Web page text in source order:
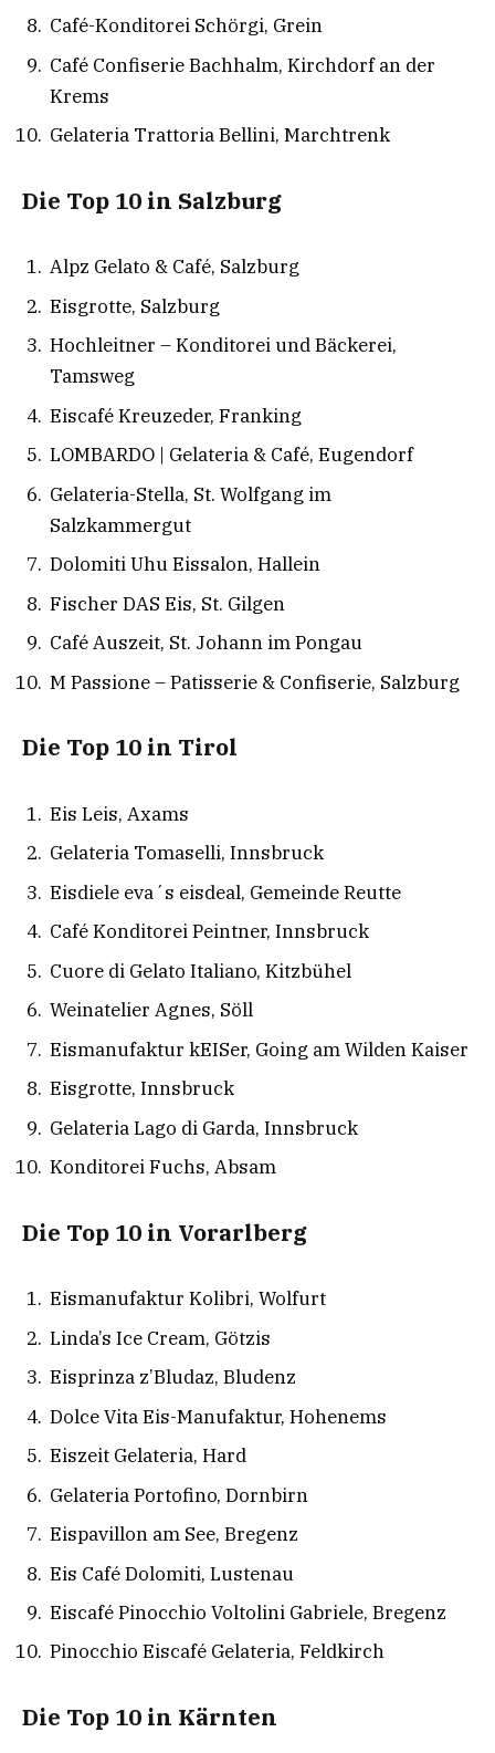
Café-Konditorei Schörgi, Grein
Café Confiserie Bachhalm, Kirchdorf an der
Krems
Gelateria Trattoria Bellini, Marchtrenk
Die Top 10 in Salzburg
Alpz Gelato & Café, Salzburg
Eisgrotte, Salzburg
Hochleitner – Konditorei und Bäckerei,
Tamsweg
Eiscafé Kreuzeder, Franking
LOMBARDO | Gelateria & Café, Eugendorf
Gelateria-Stella, St. Wolfgang im
Salzkammergut
Dolomiti Uhu Eissalon, Hallein
Fischer DAS Eis, St. Gilgen
Café Auszeit, St. Johann im Pongau
M Passione – Patisserie & Confiserie, Salzburg
Die Top 10 in Tirol
Eis Leis, Axams
Gelateria Tomaselli, Innsbruck
Eisdiele eva´s eisdeal, Gemeinde Reutte
Café Konditorei Peintner, Innsbruck
Cuore di Gelato Italiano, Kitzbühel
Weinatelier Agnes, Söll
Eismanufaktur kEISer, Going am Wilden Kaiser
Eisgrotte, Innsbruck
Gelateria Lago di Garda, Innsbruck
Konditorei Fuchs, Absam
Die Top 10 in Vorarlberg
Eismanufaktur Kolibri, Wolfurt
Linda’s Ice Cream, Götzis
Eisprinza z’Bludaz, Bludenz
Dolce Vita Eis-Manufaktur, Hohenems
Eiszeit Gelateria, Hard
Gelateria Portofino, Dornbirn
Eispavillon am See, Bregenz
Eis Café Dolomiti, Lustenau
Eiscafé Pinocchio Voltolini Gabriele, Bregenz
Pinocchio Eiscafé Gelateria, Feldkirch
Die Top 10 in Kärnten